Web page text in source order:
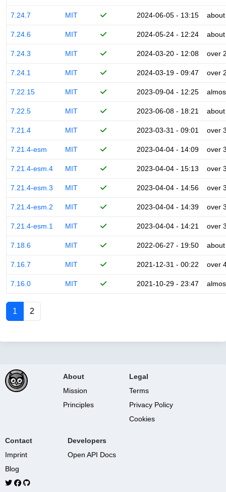
7.24.7 MIT 2024-06-05 - 13:15
7.24.6 MIT 2024-05-24 - 12:24
7.24.3 MIT 2024-03-20 - 12:08 over
7.24.1 MIT 2024-03-19 - 09:47 over
7.22.15 MIT 2023-09-04 - 12:25
7.22.5 MIT 2023-06-08 - 18:21
7.21.4 MIT 2023-03-31 - 09:01 over
7.21.4-esm MIT 2023-04-04 - 14:09 over
7.21.4-esm.4 MIT 2023-04-04 - 15:13 over
7.21.4-esm.3 MIT 2023-04-04 - 14:56 over
7.21.4-esm.2 MIT 2023-04-04 - 14:39 over
7.21.4-esm.1 MIT 2023-04-04 - 14:21 over
7.18.6 MIT 2022-06-27 - 19:50
7.16.7 MIT 2021-12-31 - 00:22 over
7.16.0 MIT 2021-10-29 - 23:47
1 2
About
Mission
Principles
Legal
Terms
Privacy Policy
Cookies
Contact
Imprint
Blog
Developers
Open API Docs